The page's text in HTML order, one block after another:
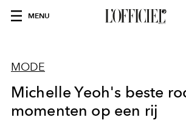
MENU
MODE
Michelle Yeoh's beste
momenten op een rij